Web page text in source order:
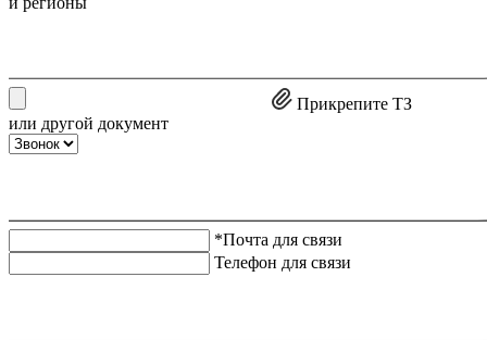
Прикрепите ТЗ
или другой документ
*Почта для связи
Телефон для связи